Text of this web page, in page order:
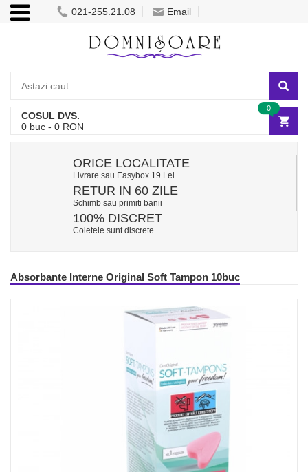
021-255.21.08 Email
COSUL DVS.
0 buc - 0 RON
0
ORICE LOCALITATE
Livrare sau Easybox 19 Lei
RETUR IN 60 ZILE
Schimb sau primiti banii
100% DISCRET
Coletele sunt discrete
Absorbante Interne Original Soft Tampon 10buc